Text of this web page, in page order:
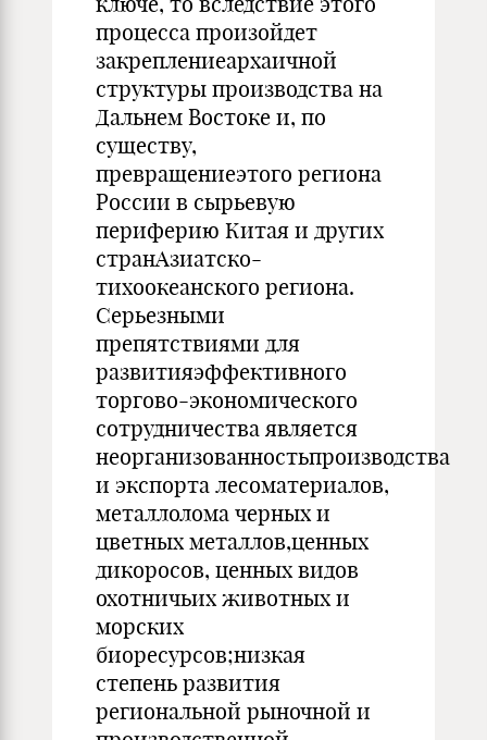
процесса произойдет
закреплениеархаичной
структуры производства на
Дальнем Востоке и, по
существу,
превращениеэтого региона
России в сырьевую
периферию Китая и других
странАзиатско-
тихоокеанского региона.
Серьезными
препятствиями для
развитияэффективного
торгово-экономического
сотрудничества является
неорганизованностьпроизводства
и экспорта лесоматериалов,
металлолома черных и
цветных металлов,ценных
дикоросов, ценных видов
охотничьих животных и
морских
биоресурсов;низкая
степень развития
региональной рыночной и